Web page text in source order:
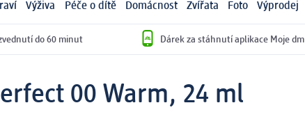
Výživa Péče o dítě Domácnost Zvířata Foto Výprodej
do 60 minut Dárek za stáhnutí aplikace Moje dm
00 Warm, 24 ml